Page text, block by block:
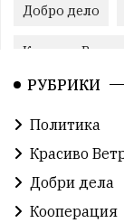
Добро дело
Красиво
Фондация
Автосъбитие
Партия
СУ „Христо
РУБРИКИ
Политика
Красиво
Добри дела
Кооперация